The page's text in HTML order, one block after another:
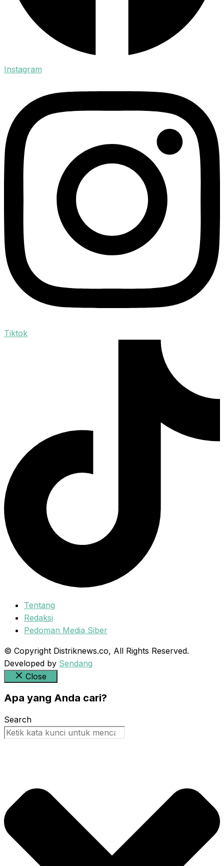
Instagram
Tiktok
Tentang
Redaksi
Pedoman Media Siber
© Copyright Distriknews.co, All Rights Reserved.
Developed by Sendang
Close
Apa yang Anda cari?
Search